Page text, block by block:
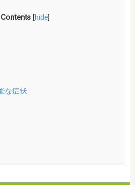
Contents [hide]
な症状